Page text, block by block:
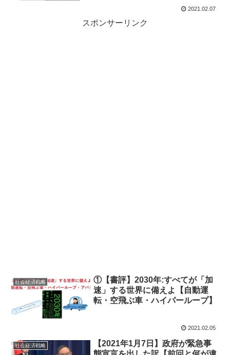
2021.02.07
スポンサーリンク
社会経済戦略
①【書評】2030年:すべてが「加
速」する世界に備えよ【自動運
転・空飛ぶ車・ハイパーループ】
2021.02.05
社会経済戦略
【2021年1月7日】政府が緊急事